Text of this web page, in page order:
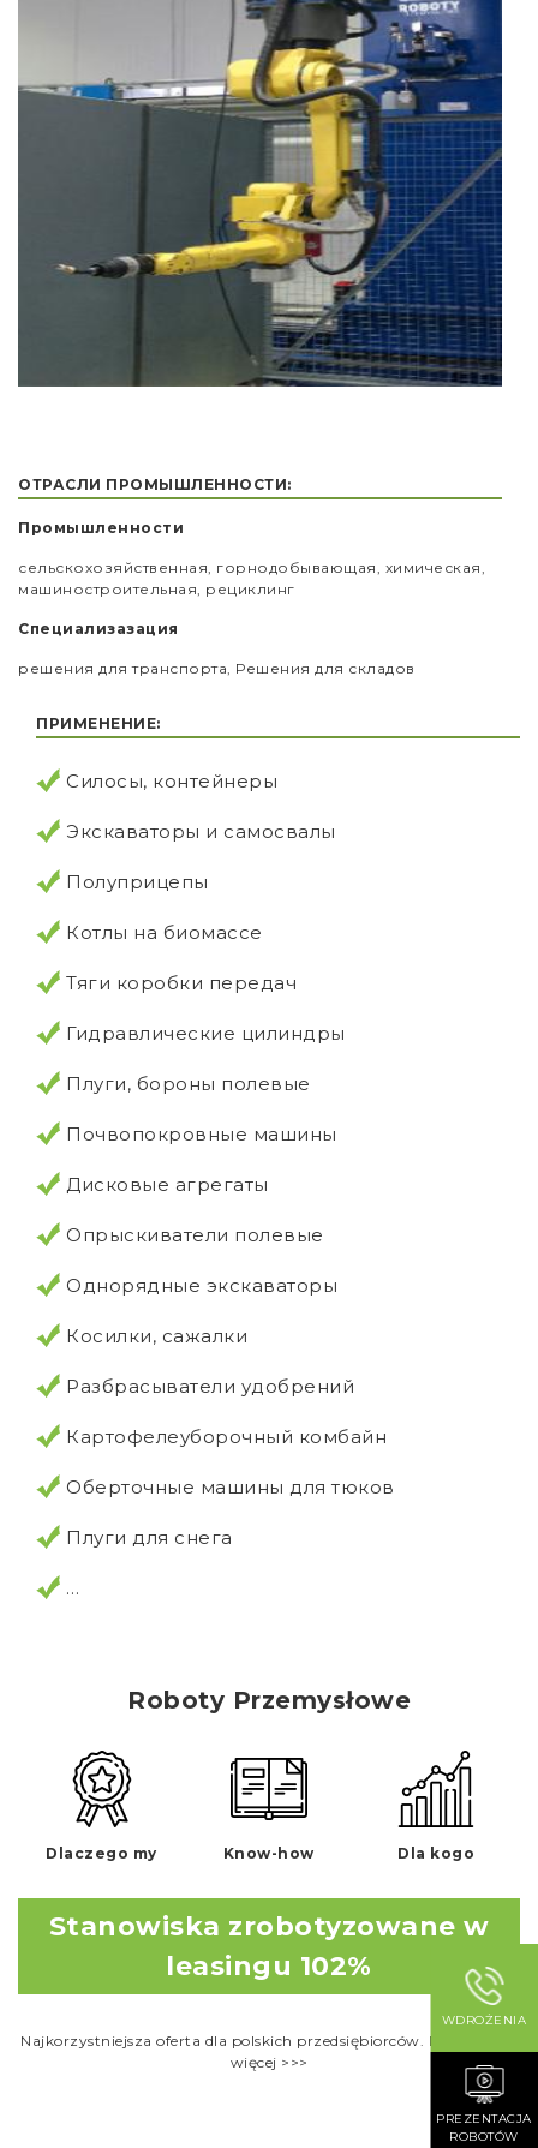
ОТРАСЛИ ПРОМЫШЛЕННОСТИ:
Промышленности
сельскохозяйственная, горнодобывающая, xимическая,
машиностроительная, рециклинг
Специализазация
решения для транспорта, Решения для складов
ПРИМЕНЕНИЕ:
Силосы, контейнеры
Экскаваторы и cамосвалы
Полуприцепы
Котлы на биомассе
Тяги коробки передач
Гидравлические цилиндры
Плуги, бороны полевые
Почвопокровные машины
Дисковые агрегаты
Опрыскиватели полевые
Однорядные экскаваторы
Косилки, сажалки
Разбрасыватели удобрений
Картофелеуборочный комбайн
Оберточные машины для тюков
Плуги для снега
…
Roboty Przemysłowe
Dlaczego my Know-how Dla kogo
Stanowiska zrobotyzowane w
leasingu 102%
Najkorzystniejsza oferta dla polskich przedsiębiorców. Dowiedz się
więcej >>>
WDROŻENIA
PREZENTACJA
ROBOTÓW